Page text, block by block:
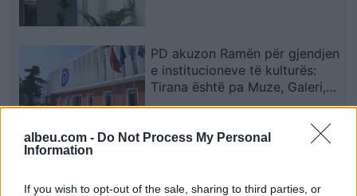
albeu.com - Do Not Process My Personal
Information
If you wish to opt-out of the sale, sharing to third parties, or
PD akuzon Ramën për gjendjen
e institucioneve të kulturës:
Tirana është pa Muze, Galeri,
Teatër dhe Cirk Kombëtar
Dhurata e pazakontë në
komunës i ofron një copë tokë